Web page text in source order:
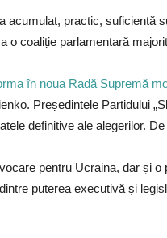
acumulat, practic,
o coaliție parlamentară
în noua Radă Supremă
Președintele Partidului
definitive ale alegerilor.
pentru Ucraina, dar și
puterea executivă și